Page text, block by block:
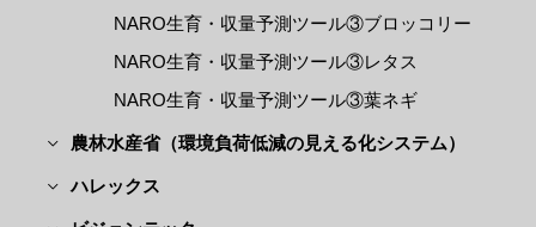
NARO生育・収量予測ツール③ブロッコリー
NARO生育・収量予測ツール③レタス
NARO生育・収量予測ツール③葉ネギ
農林水産省（環境負荷低減の見える化システム）
ハレックス